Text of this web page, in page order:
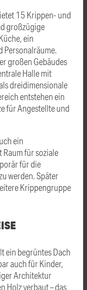
15 Krippen- und
großzügige
ein
Personalräume.
großen Gebäudes
Halle mit
dreidimensionale
entstehen ein
für Angestellte und
ein
für soziale
für die
werden. Später
Krippengruppe
ein begrüntes Dach
auch für Kinder,
Architektur
Holz verbaut – das